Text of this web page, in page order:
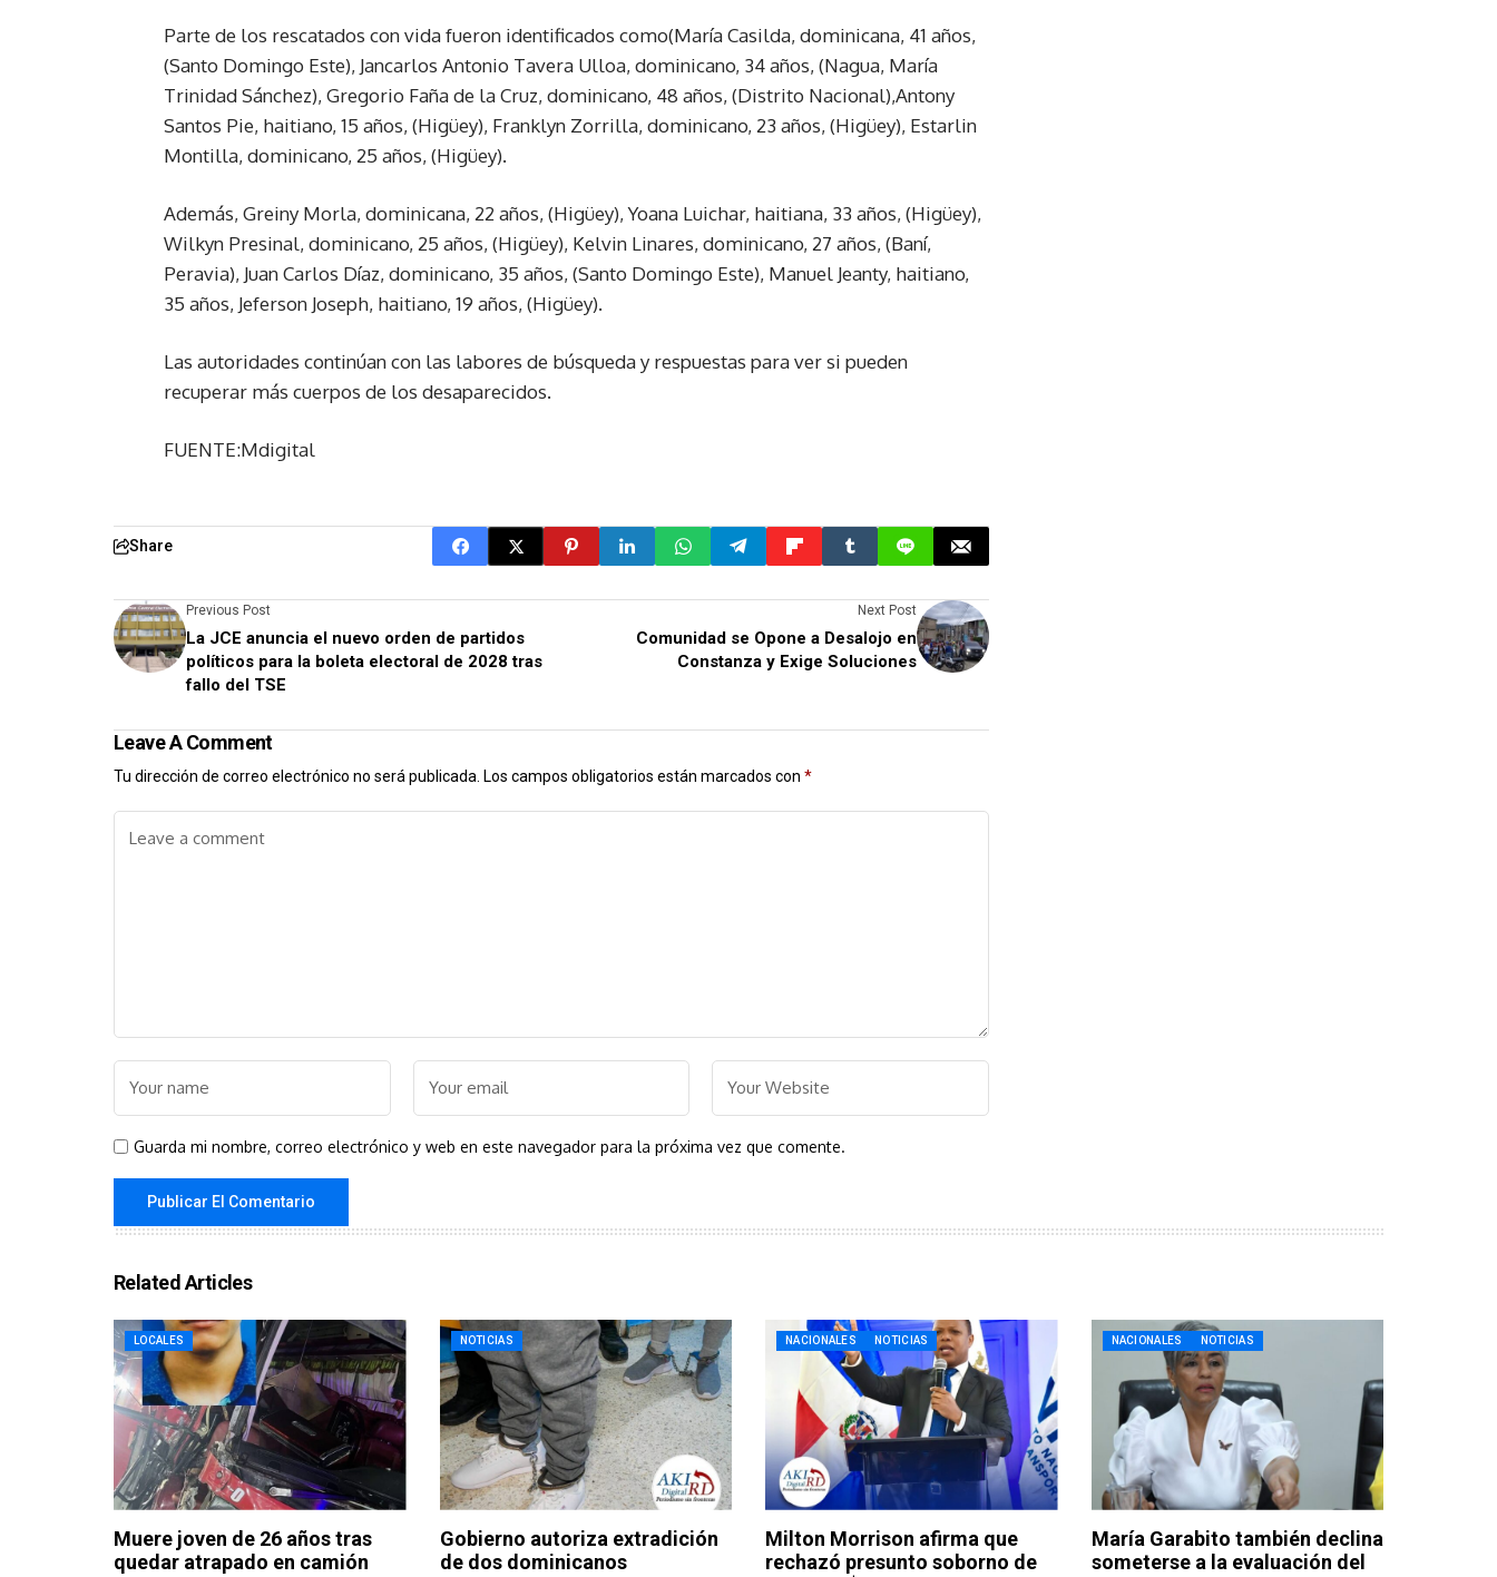
Parte de los rescatados con vida fueron identificados como(María Casilda, dominicana, 41 años,
(Santo Domingo Este), Jancarlos Antonio Tavera Ulloa, dominicano, 34 años, (Nagua, María
Trinidad Sánchez), Gregorio Faña de la Cruz, dominicano, 48 años, (Distrito Nacional),Antony
Santos Pie, haitiano, 15 años, (Higüey), Franklyn Zorrilla, dominicano, 23 años, (Higüey), Estarlin
Montilla, dominicano, 25 años, (Higüey).
Además, Greiny Morla, dominicana, 22 años, (Higüey), Yoana Luichar, haitiana, 33 años, (Higüey),
Wilkyn Presinal, dominicano, 25 años, (Higüey), Kelvin Linares, dominicano, 27 años, (Baní,
Peravia), Juan Carlos Díaz, dominicano, 35 años, (Santo Domingo Este), Manuel Jeanty, haitiano,
35 años, Jeferson Joseph, haitiano, 19 años, (Higüey).
Las autoridades continúan con las labores de búsqueda y respuestas para ver si pueden
recuperar más cuerpos de los desaparecidos.
FUENTE:Mdigital
Share
Previous Post
La JCE anuncia el nuevo orden de partidos
políticos para la boleta electoral de 2028 tras
fallo del TSE
Next Post
Comunidad se Opone a Desalojo en
Constanza y Exige Soluciones
Leave A Comment
Tu dirección de correo electrónico no será publicada. Los campos obligatorios están marcados con *
Guarda mi nombre, correo electrónico y web en este navegador para la próxima vez que comente.
Related Articles
LOCALES
Muere joven de 26 años tras
quedar atrapado en camión
NOTICIAS
Gobierno autoriza extradición
de dos dominicanos
NACIONALES NOTICIAS
Milton Morrison afirma que
rechazó presunto soborno de
NACIONALES NOTICIAS
María Garabito también declina
someterse a la evaluación del